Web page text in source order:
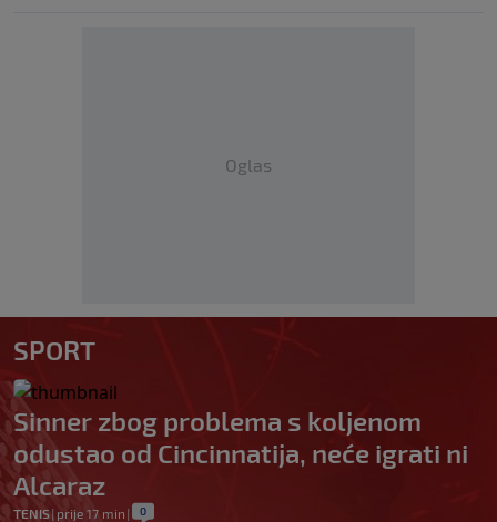
Oglas
SPORT
Sinner zbog problema s koljenom
odustao od Cincinnatija, neće igrati ni
Alcaraz
TENIS| prije 17 min | 0